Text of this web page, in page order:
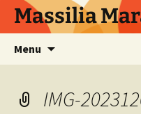
AllerMassilia
Menu
IMG-